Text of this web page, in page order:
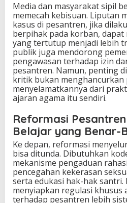
Media dan masyarakat sipil
memecah kebisuan. Liputan
kasus di pesantren, jika
berpihak pada korban, dapat
yang tertutup menjadi lebih
publik juga mendorong
pengawasan terhadap izin
pesantren. Namun, penting
kritik bukan menghancurkan
menyelamatkannya dari
ajaran agama itu sendiri.
Reformasi
Belajar yang Benar-
Ke depan, reformasi
bisa ditunda. Dibutuhkan
mekanisme pengaduan
pencegahan kekerasan
serta edukasi hak-hak
menyiapkan regulasi khusus
terhadap pesantren lebih